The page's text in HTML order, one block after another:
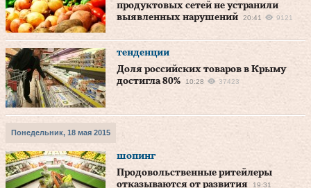
продуктовых сетей не устранили
выявленных нарушений
20:41 9121
тенденции
Доля российских товаров в Крыму
достигла 80%
10:28 37423
Понедельник, 18 мая 2015
шопинг
Продовольственные ритейлеры
отказываются от развития
19:31